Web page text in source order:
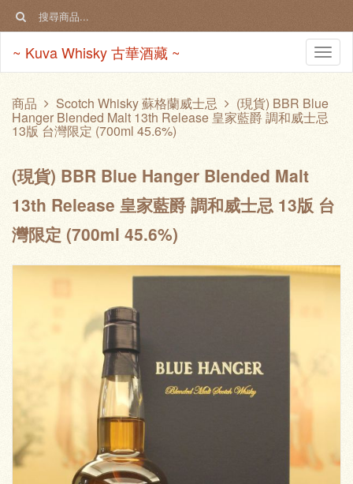
~ Kuva Whisky 古華酒藏 ~
商品 Scotch Whisky 蘇格蘭威士忌 (現貨) BBR Blue
Hanger Blended Malt 13th Release 皇家藍爵 調和威士忌
13版 台灣限定 (700ml 45.6%)
(現貨) BBR Blue Hanger Blended Malt
13th Release 皇家藍爵 調和威士忌 13版 台
灣限定 (700ml 45.6%)